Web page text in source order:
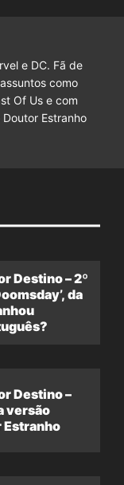
e DC. Fã de
como
Of Us e com
Estranho
Destino – 2º
da
Destino –
versão
Estranho